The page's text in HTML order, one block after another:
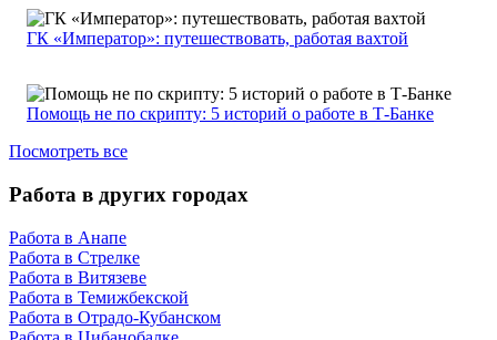
ГК «Император»: путешествовать, работая вахтой
Помощь не по скрипту: 5 историй о работе в Т-Банке
Посмотреть все
Работа в других городах
Работа в Анапе
Работа в Стрелке
Работа в Витязеве
Работа в Темижбекской
Работа в Отрадо-Кубанском